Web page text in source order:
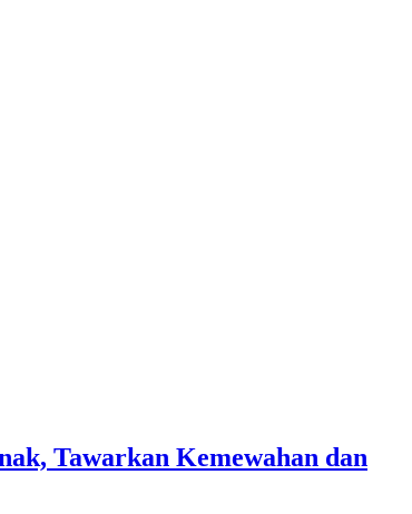
Tawarkan Kemewahan dan